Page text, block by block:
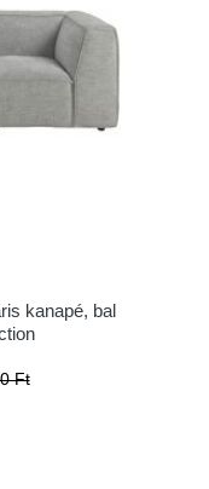
kanapé, bal
Ft